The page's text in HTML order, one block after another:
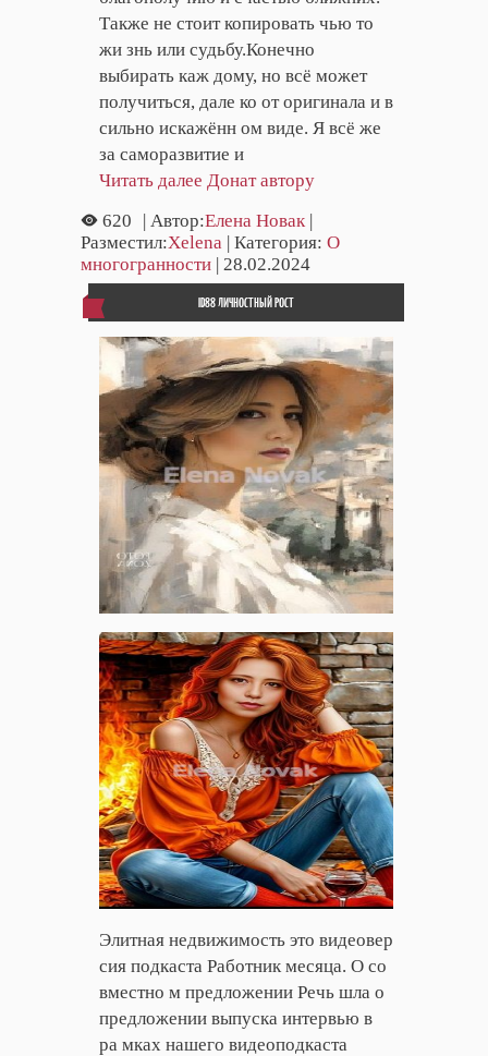
Также не стоит копировать чью то
жи знь или судьбу.Конечно
выбирать каж дому, но всё может
получиться, дале ко от оригинала и в
сильно искажённ ом виде. Я всё же
за саморазвитие и
Читать далее Донат автору
620
| Автор:Елена Новак|
Разместил:Xelena | Категория: О
многогранности | 28.02.2024
ID88 ЛИЧНОСТНЫЙ РОСТ
Элитная недвижимость это видеовер
сия подкаста Работник месяца. О со
вместно м предложении Речь шла о
предложении выпуска интервью в
ра мках нашего видеоподкаста